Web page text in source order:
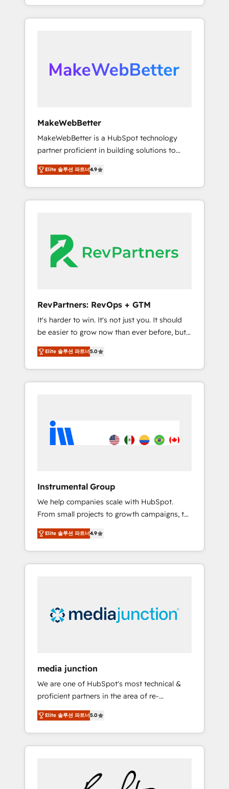
the revenue maturity model - delivering the
right improvements at the right time so
With 2,750+ HubSpot projects delivered and
370+ specialists across EMEA, APAC and NAM,
automation, we turn complexity into clarity,
human at global scale. 🏆 HubSpot’s CEO
MakeWebBetter
MakeWebBetter is a HubSpot technology
partner proficient in building solutions to
maximize the operational efficiency of
HubSpot. The fastest-growing tech-enabler &
facilitator, MakeWebBetter, hands you the
blend of HubSpot expertise & eminent
HubSpot Elite Partners with 10+ years of
HubSpot experience 🤝HubSpot Premier
Integration partner 🤝Google Premier Partner
Harnessing the full potential of the powerful
HubSpot CRM. ✔️A team of HubSpot experts
backed by over 10+ years of HubSpot
experience ✔️Flexible pricing models —
Hourly-fee (assigned one Dedicated
HubSpot Admin); Monthly-fee (HubSpot
Admin + Project Manager); and Fixed Project
solutions. ✔️Bespoke apps & on-demand
Elite 솔루션 파트너4.9
RevPartners: RevOps + GTM
It's harder to win. It's not just you. It should
be easier to grow now than ever before, but
it's not. So our focus is serving you, the
person responsible for the revenue number.
We do that by bridging the gap where
agencies fail: combining GTM strategy with
We engineer revenue outcomes for the GTM
owner on HubSpot. We Build Different
Solutions Partner 🤝 - Global: 75+ RPers
across five continents 🌐 - Scale: Largest
organically grown & fastest tiering Elite
HubSpot Partner 🪴 - CRM: More Sales Hub
implementations than any other Partner 💻 -
Salesforce: We convert SFDC addicts to
HubSpot evangelists 🧡 Don't pick a
Elite 솔루션 파트너5.0
Instrumental Group
We help companies scale with HubSpot.
From small projects to growth campaigns, to
CRM and websites. Hire an agency that's
experienced in every inch of HubSpot and
willing to work hand-in-hand with your team
to simplify the complex and build a better
Elite 솔루션 파트너4.9
media junction
We are one of HubSpot's most technical &
proficient partners in the area of re-
platforming, website design & development.
We specialize in multi-hub implementations
for mid-market & enterprise companies. We
are woman-owned, powered by coffee, and
Impact Award 🏆2022 Technical Expertise
Elite 솔루션 파트너5.0